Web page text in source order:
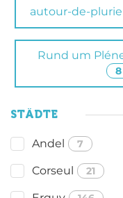
autour-de-
Rund um
8
STÄDTE
Andel 7
Corseul 21